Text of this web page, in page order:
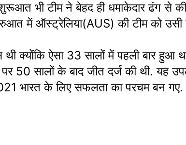
भी टीम ने बेहद ही धमाकेदार ढंग से
में ऑस्ट्रेलिया(AUS) की टीम को उसी
क्योंकि ऐसा 33 सालों में पहली बार हुआ
सालों के बाद जीत दर्ज की थी. यह
भारत के लिए सफलता का परचम बन गए.